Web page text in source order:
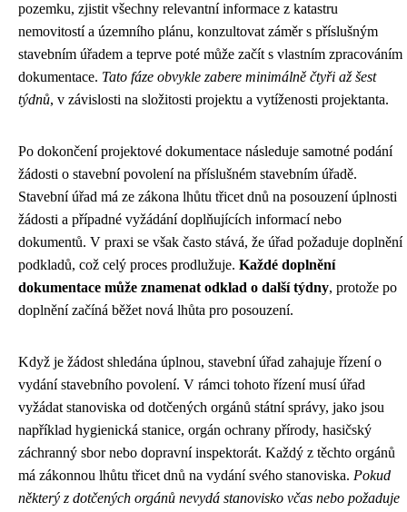
pozemku, zjistit všechny relevantní informace z katastru
nemovitostí a územního plánu, konzultovat záměr s příslušným
stavebním úřadem a teprve poté může začít s vlastním zpracováním
dokumentace. Tato fáze obvykle zabere minimálně čtyři až šest
týdnů, v závislosti na složitosti projektu a vytíženosti projektanta.
Po dokončení projektové dokumentace následuje samotné podání
žádosti o stavební povolení na příslušném stavebním úřadě.
Stavební úřad má ze zákona lhůtu třicet dnů na posouzení úplnosti
žádosti a případné vyžádání doplňujících informací nebo
dokumentů. V praxi se však často stává, že úřad požaduje doplnění
podkladů, což celý proces prodlužuje. Každé doplnění
dokumentace může znamenat odklad o další týdny, protože po
doplnění začíná běžet nová lhůta pro posouzení.
Když je žádost shledána úplnou, stavební úřad zahajuje řízení o
vydání stavebního povolení. V rámci tohoto řízení musí úřad
vyžádat stanoviska od dotčených orgánů státní správy, jako jsou
například hygienická stanice, orgán ochrany přírody, hasičský
záchranný sbor nebo dopravní inspektorát. Každý z těchto orgánů
má zákonnou lhůtu třicet dnů na vydání svého stanoviska. Pokud
některý z dotčených orgánů nevydá stanovisko včas nebo požaduje